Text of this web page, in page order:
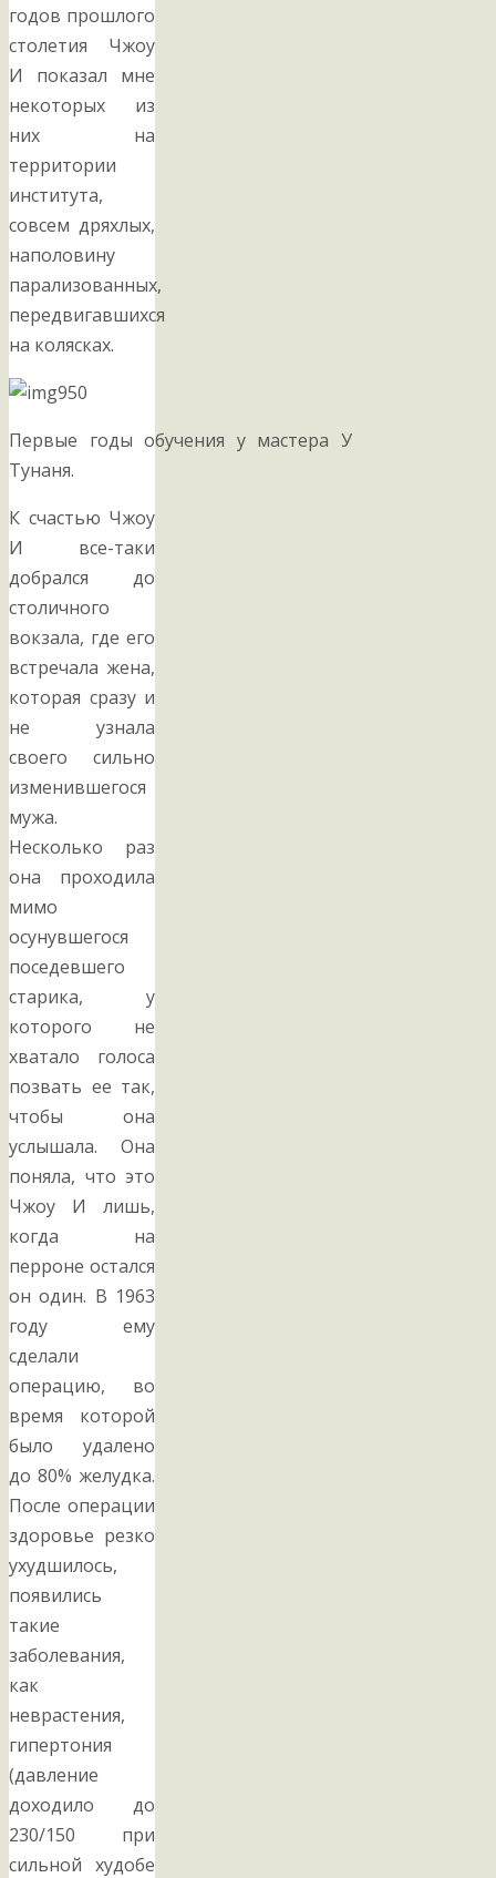
годов прошлого
столетия Чжоу
И показал мне
некоторых из
них на
территории
института,
совсем дряхлых,
наполовину
парализованных,
передвигавшихся
на колясках.
Первые годы обучения у мастера У
Тунаня.
К счастью Чжоу
И все-таки
добрался до
столичного
вокзала, где его
встречала жена,
которая сразу и
не узнала
своего сильно
изменившегося
мужа.
Несколько раз
она проходила
мимо
осунувшегося
поседевшего
старика, у
которого не
хватало голоса
позвать ее так,
чтобы она
услышала. Она
поняла, что это
Чжоу И лишь,
когда на
перроне остался
он один. В 1963
году ему
сделали
операцию, во
время которой
было удалено
до 80% желудка.
После операции
здоровье резко
ухудшилось,
появились
такие
заболевания,
как
неврастения,
гипертония
(давление
доходило до
230/150 при
сильной худобе